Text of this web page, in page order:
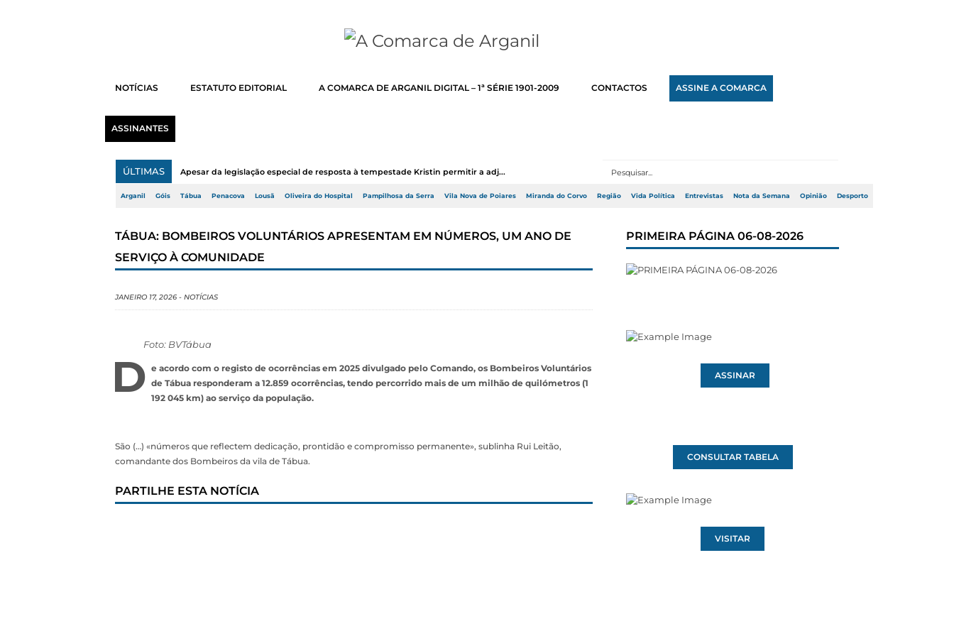
NOTÍCIAS ESTATUTO EDITORIAL A COMARCA DE ARGANIL DIGITAL – 1ª SÉRIE 1901-2009 CONTACTOS ASSINE A COMARCA
ASSINANTES
ÚLTIMAS Apesar da legislação especial de resposta à tempestade Kristin permitir a adj...
Arganil Góis Tábua Penacova Lousã Oliveira do Hospital Pampilhosa da Serra Vila Nova de Poiares Miranda do Corvo Região Vida Política Entrevistas Nota da Semana Opinião Desporto
TÁBUA: BOMBEIROS VOLUNTÁRIOS APRESENTAM EM NÚMEROS, UM ANO DE
SERVIÇO À COMUNIDADE
JANEIRO 17, 2026 - NOTÍCIAS
Foto: BVTábua
D e acordo com o registo de ocorrências em 2025 divulgado pelo Comando, os Bombeiros Voluntários
de Tábua responderam a 12.859 ocorrências, tendo percorrido mais de um milhão de quilómetros (1
192 045 km) ao serviço da população.
São (…) «números que reflectem dedicação, prontidão e compromisso permanente», sublinha Rui Leitão,
comandante dos Bombeiros da vila de Tábua.
PARTILHE ESTA NOTÍCIA
PRIMEIRA PÁGINA 06-08-2026
ASSINAR
CONSULTAR TABELA
VISITAR